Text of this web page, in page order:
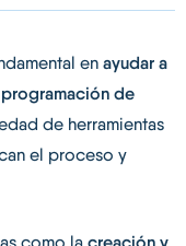
en ayudar a
programación de
de herramientas
el proceso y